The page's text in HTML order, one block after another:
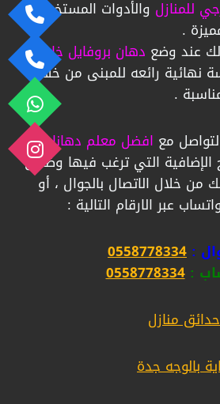
للمنازل والأدوات المستخدمة
.
عند وضع دهان بروفايل خارجي
نهائية رائعه للمبنى من خلال
.
مع افضل معلم دهانات،
الإضافية التي ترغب فيها وضمان
من خلال الاتصال بالجوال ، أو
عبر الارقام التالية :
:
0558778334
:
0558778334
منازل
بالوجه جدة